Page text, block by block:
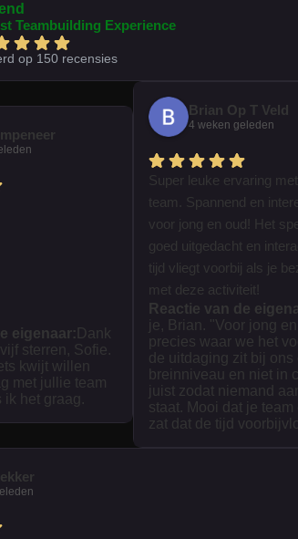
Teambuilding Experience
op 150 recensies
eigenaar: Dank
sterren, Sofie.
kwijt willen
met jullie team
ik het graag.
Brian Op T Veld
4 weken geleden
Super leuke ervaring
team. Spannend en
voor jong en oud! Het
goed uitgedacht en
tijd vliegt voorbij als je
met deze activiteit!
Reactie van de
je, Brian. "Voor jong
precies waar we het
de uitdaging zit bij ons
breinniveau en niet in
juist zodat niemand
staat. Mooi dat je team
zat dat de tijd